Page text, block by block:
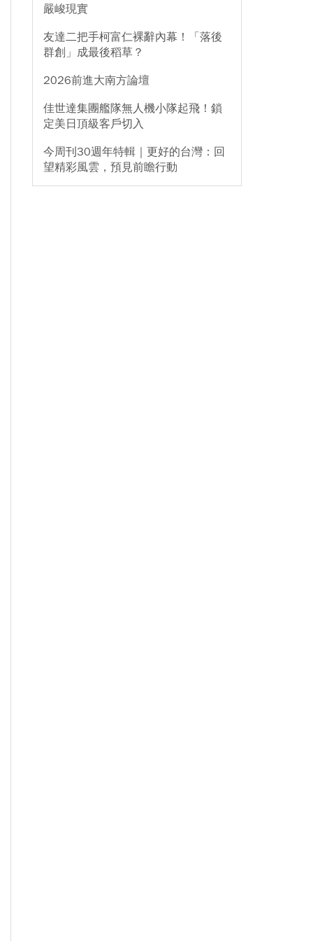
嚴峻現實
友達二把手柯富仁裸辭內幕！「落後
群創」成最後稻草？
2026前進大南方論壇
佳世達集團艦隊無人機小隊起飛！鎖
定美日頂級客戶切入
今周刊30週年特輯｜更好的台灣：回
望精彩風雲，預見前瞻行動